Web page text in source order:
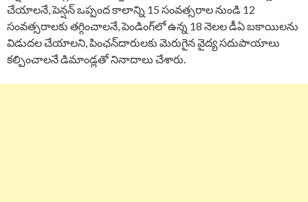
చేయాలనే, పెన్షన్ ఒప్పంద కాలాన్ని 15 సంవత్సరాల నుండి 12
సంవత్సరాలకు తగ్గించాలనే, పెండింగ్‌లో ఉన్న 18 నెలల డీఏ బకాయిలను
విడుదల చేయాలని, పింఛన్‌దారులకు మెరుగైన వైద్య సదుపాయాలు
కల్పించాలనే డిమాండ్లతో నినాదాలు చేశారు.